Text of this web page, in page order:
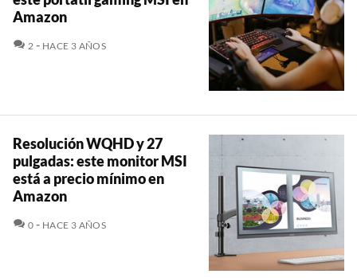
Amazon
2 COMENTARIOS
HACE 3 AÑOS
Resolución WQHD y 27
pulgadas: este monitor MSI
está a precio mínimo en
Amazon
0 COMENTARIOS
HACE 3 AÑOS